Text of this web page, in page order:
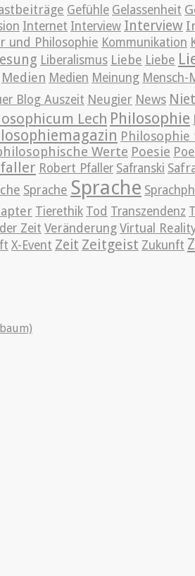
Gefühle Gelassenheit
Internet Interview Interview
und Philosophie Kommunikation
Liberalismus Liebe Liebe
Medien Medien Meinung Mensch-
Blog Auszeit Neugier News
Lech Philosophie
Philosophie
Werte Poesie
Robert Pfaller Safranski
Sprache Sprache
Tierethik Tod Transzendenz
Zeit Veränderung Virtual
X-Event Zeit Zeitgeist Zukunft